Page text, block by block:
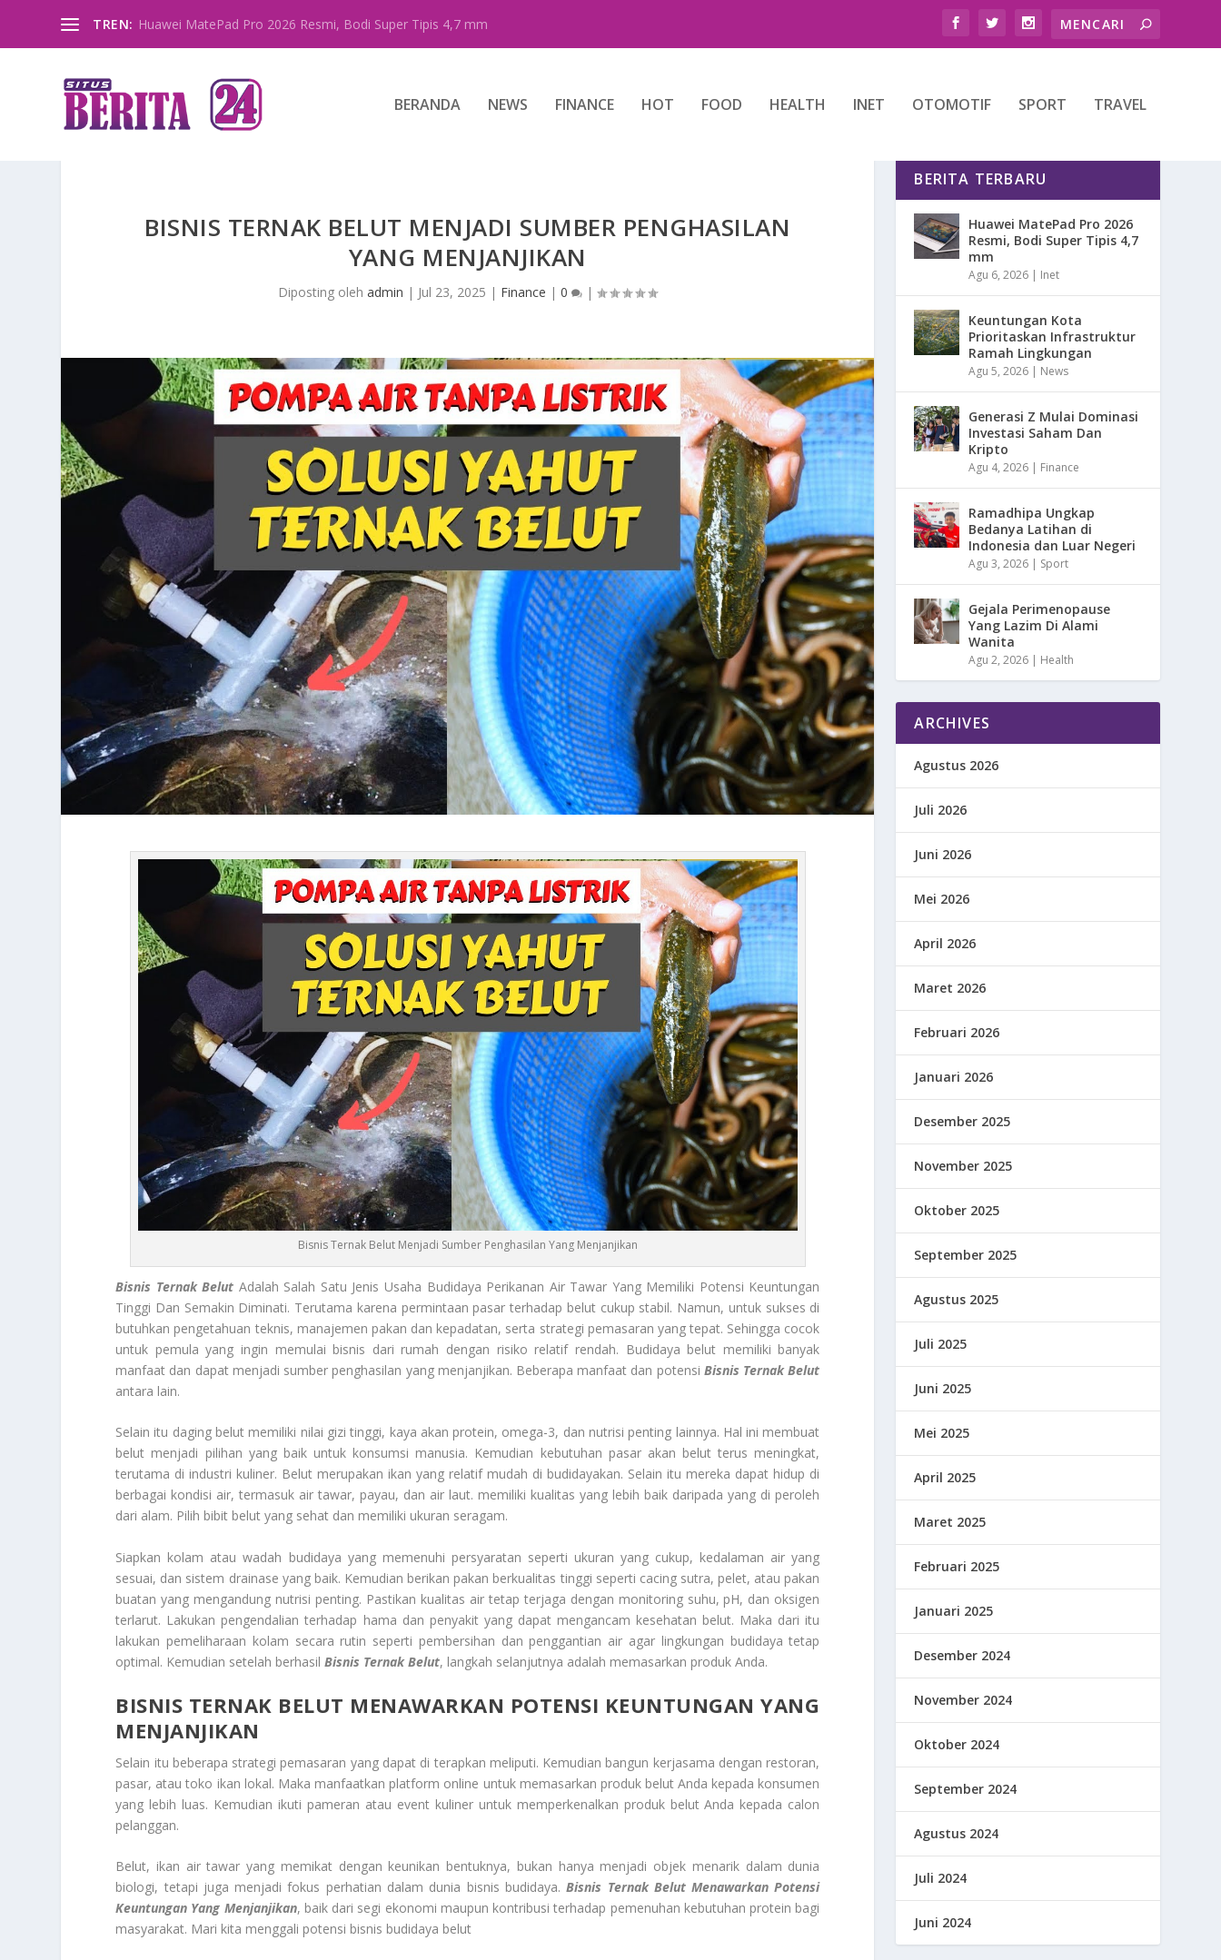
TREN: Huawei MatePad Pro 2026 Resmi, Bodi Super Tipis 4,7 mm
BERANDA NEWS FINANCE HOT FOOD HEALTH INET OTOMOTIF SPORT TRAVEL
BISNIS TERNAK BELUT MENJADI SUMBER PENGHASILAN
YANG MENJANJIKAN
Diposting olehadmin | Jul 23, 2025 | Finance |0 |
Bisnis Ternak Belut Menjadi Sumber Penghasilan Yang Menjanjikan
Bisnis Ternak Belut Adalah Salah Satu Jenis Usaha Budidaya Perikanan Air Tawar Yang Memiliki Potensi Keuntungan
Tinggi Dan Semakin Diminati. Terutama karena permintaan pasar terhadap belut cukup stabil. Namun, untuk sukses di
butuhkan pengetahuan teknis, manajemen pakan dan kepadatan, serta strategi pemasaran yang tepat. Sehingga cocok
untuk pemula yang ingin memulai bisnis dari rumah dengan risiko relatif rendah. Budidaya belut memiliki banyak
manfaat dan dapat menjadi sumber penghasilan yang menjanjikan. Beberapa manfaat dan potensi Bisnis Ternak Belut
antara lain.
Selain itu daging belut memiliki nilai gizi tinggi, kaya akan protein, omega-3, dan nutrisi penting lainnya. Hal ini membuat
belut menjadi pilihan yang baik untuk konsumsi manusia. Kemudian kebutuhan pasar akan belut terus meningkat,
terutama di industri kuliner. Belut merupakan ikan yang relatif mudah di budidayakan. Selain itu mereka dapat hidup di
berbagai kondisi air, termasuk air tawar, payau, dan air laut. memiliki kualitas yang lebih baik daripada yang di peroleh
dari alam. Pilih bibit belut yang sehat dan memiliki ukuran seragam.
Siapkan kolam atau wadah budidaya yang memenuhi persyaratan seperti ukuran yang cukup, kedalaman air yang
sesuai, dan sistem drainase yang baik. Kemudian berikan pakan berkualitas tinggi seperti cacing sutra, pelet, atau pakan
buatan yang mengandung nutrisi penting. Pastikan kualitas air tetap terjaga dengan monitoring suhu, pH, dan oksigen
terlarut. Lakukan pengendalian terhadap hama dan penyakit yang dapat mengancam kesehatan belut. Maka dari itu
lakukan pemeliharaan kolam secara rutin seperti pembersihan dan penggantian air agar lingkungan budidaya tetap
optimal. Kemudian setelah berhasilBisnis Ternak Belut, langkah selanjutnya adalah memasarkan produk Anda.
BISNIS TERNAK BELUT MENAWARKAN POTENSI KEUNTUNGAN YANG
MENJANJIKAN
Selain itu beberapa strategi pemasaran yang dapat di terapkan meliputi. Kemudian bangun kerjasama dengan restoran,
pasar, atau toko ikan lokal. Maka manfaatkan platform online untuk memasarkan produk belut Anda kepada konsumen
yang lebih luas. Kemudian ikuti pameran atau event kuliner untuk memperkenalkan produk belut Anda kepada calon
pelanggan.
Belut, ikan air tawar yang memikat dengan keunikan bentuknya, bukan hanya menjadi objek menarik dalam dunia
biologi, tetapi juga menjadi fokus perhatian dalam dunia bisnis budidaya.Bisnis Ternak Belut Menawarkan Potensi
Keuntungan Yang Menjanjikan, baik dari segi ekonomi maupun kontribusi terhadap pemenuhan kebutuhan protein bagi
masyarakat. Mari kita menggali potensi bisnis budidaya belut
BERITA TERBARU
Huawei MatePad Pro 2026
Resmi, Bodi Super Tipis 4,7
mm
Agu 6, 2026 | Inet
Keuntungan Kota
Prioritaskan Infrastruktur
Ramah Lingkungan
Agu 5, 2026 | News
Generasi Z Mulai Dominasi
Investasi Saham Dan
Kripto
Agu 4, 2026 | Finance
Ramadhipa Ungkap
Bedanya Latihan di
Indonesia dan Luar Negeri
Agu 3, 2026 | Sport
Gejala Perimenopause
Yang Lazim Di Alami
Wanita
Agu 2, 2026 | Health
ARCHIVES
Agustus 2026
Juli 2026
Juni 2026
Mei 2026
April 2026
Maret 2026
Februari 2026
Januari 2026
Desember 2025
November 2025
Oktober 2025
September 2025
Agustus 2025
Juli 2025
Juni 2025
Mei 2025
April 2025
Maret 2025
Februari 2025
Januari 2025
Desember 2024
November 2024
Oktober 2024
September 2024
Agustus 2024
Juli 2024
Juni 2024